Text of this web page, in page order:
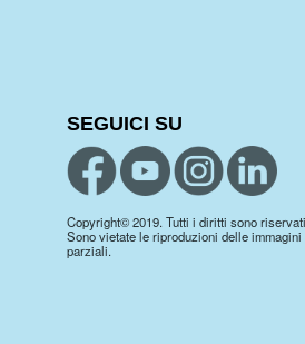
SEGUICI SU
Copyright© 2019. Tutti i diritti sono
Sono vietate le riproduzioni delle
parziali.